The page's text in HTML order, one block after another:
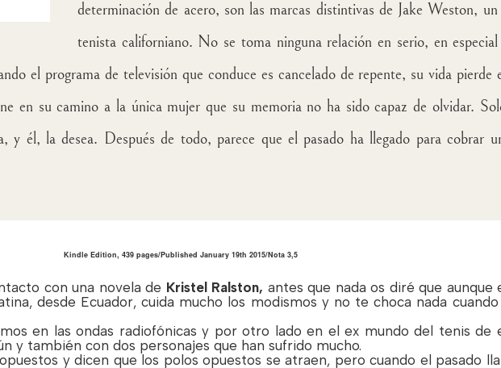
determinación de acero, son las marcas distintivas de Jake Weston, un
tenista californiano. No se toma ninguna relación en serio, en
el programa de televisión que conduce es cancelado de repente, su vida
en su camino a la única mujer que su memoria no ha sido capaz de olvidar.
y él, la desea. Después de todo, parece que el pasado ha llegado para cobrar
Kindle Edition, 439 pages/Published January 19th 2015/Nota 3,5
con una novela de Kristel Ralston, antes que nada os diré que aunque
desde Ecuador, cuida mucho los modismos y no te choca nada
en las ondas radiofónicas y por otro lado en el ex mundo del tenis de
y también con dos personajes que han sufrido mucho.
y dicen que los polos opuestos se atraen, pero cuando el pasado